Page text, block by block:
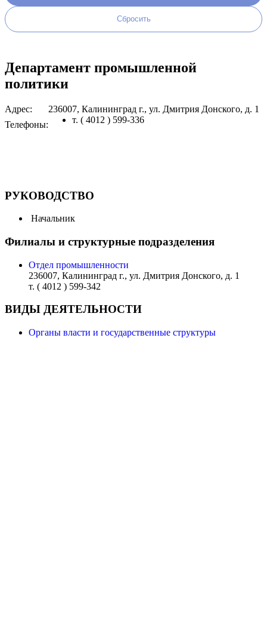
Департамент промышленной
политики
Адрес:
236007, Калининград г., ул. Дмитрия Донского, д. 1
Телефоны:
т. ( 4012 ) 599-336
РУКОВОДСТВО
Начальник
Филиалы и структурные подразделения
Отдел промышленности
236007, Калининград г., ул. Дмитрия Донского, д. 1
т. ( 4012 ) 599-342
ВИДЫ ДЕЯТЕЛЬНОСТИ
Органы власти и государственные структуры